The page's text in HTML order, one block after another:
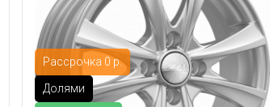
Рассрочка 0 р.
Долями